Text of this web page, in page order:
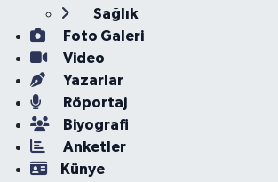
Sağlık
Foto Galeri
Video
Yazarlar
Röportaj
Biyografi
Anketler
Künye